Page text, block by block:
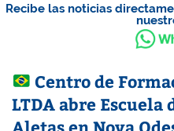
Recibe las noticias
Centro de
LTDA abre Escuela
Aletas en Nova